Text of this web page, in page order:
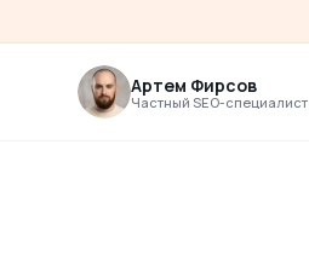
Артем Фирсов
Частный SEO-специалист